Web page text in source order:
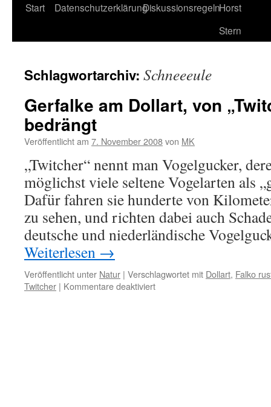
Start DatenschutzerklärungDiskussionsregelnHorst
Stern
Schlagwortarchiv: Schneeeule
Gerfalke am Dollart, von
bedrängt
Veröffentlicht am 7. November 2008von MK
„Twitcher“ nennt man Vogelgucker,
möglichst viele seltene Vogelarten als
Dafür fahren sie hunderte von
zu sehen, und richten dabei auch
deutsche und niederländische
Weiterlesen →
Veröffentlicht unter Natur | Verschlagwortet mit Dollart, Falko
Twitcher | Kommentare deaktiviertfür